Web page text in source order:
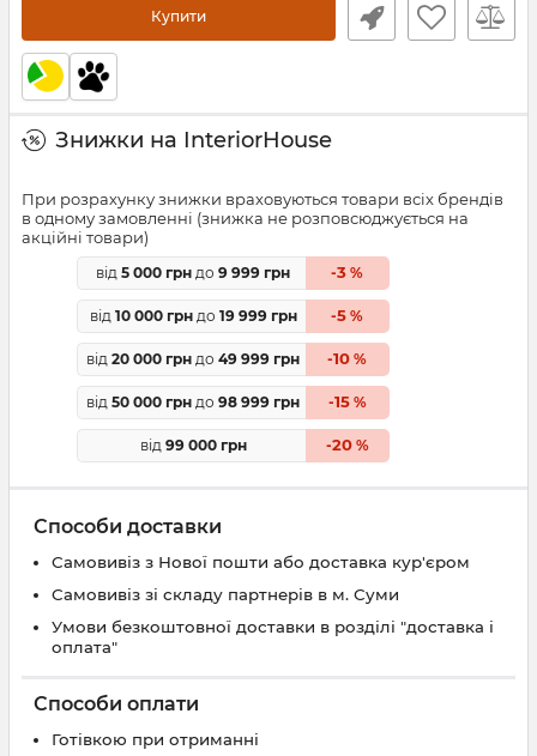
Купити
Знижки на InteriorHouse
При розрахунку знижки враховуються товари всіх брендів
в одному замовленні (знижка не розповсюджується на
акційні товари)
від 5 000 грн до 9 999 грн -3 %
від 10 000 грндо 19 999 грн -5 %
від 20 000 грн до 49 999 грн -10 %
від 50 000 грн до 98 999 грн -15%
від 99 000 грн -20%
Способи доставки
Самовивіз з Нової пошти або доставка кур'єром
Самовивіз зі складу партнерів в м. Суми
Умови безкоштовної доставки в розділі "доставка і
оплата"
Способи оплати
Готівкою при отриманні